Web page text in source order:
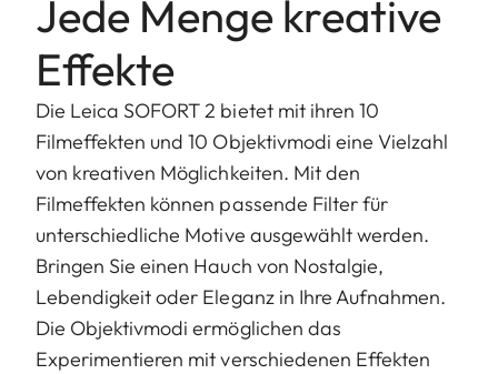
Jede Menge kreative
Effekte
Die Leica SOFORT 2 bietet mit ihren 10
Filmeffekten und 10 Objektivmodi eine Vielzahl
von kreativen Möglichkeiten. Mit den
Filmeffekten können passende Filter für
unterschiedliche Motive ausgewählt werden.
Bringen Sie einen Hauch von Nostalgie,
Lebendigkeit oder Eleganz in Ihre Aufnahmen.
Die Objektivmodi ermöglichen das
Experimentieren mit verschiedenen Effekten